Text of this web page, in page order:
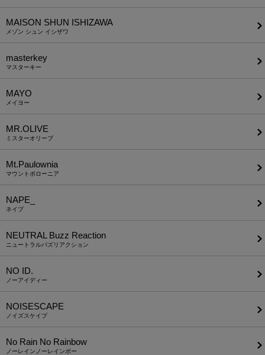
MAISON SHUN ISHIZAWA
メゾン シュン イシザワ
masterkey
マスターキー
MAYO
メイヨー
MR.OLIVE
ミスターオリーブ
Mt.Paulownia
マウントポローニア
NAPE_
ネイプ
NEUTRAL Buzz Reaction
ニュートラルバズリアクション
NO ID.
ノーアイディー
NOISESCAPE
ノイズスケイプ
No Rain No Rainbow
ノーレインノーレインボー